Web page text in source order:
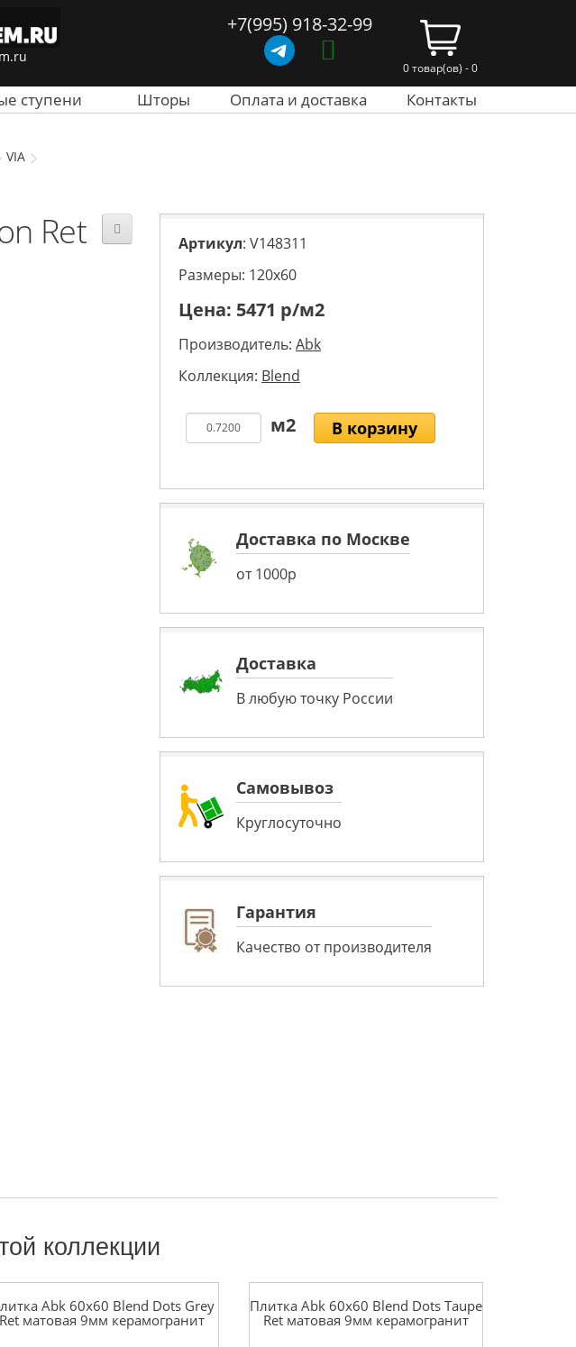
+7(995) 918-32-99
0 товар(ов) - 0
ступени Шторы Оплата и доставка Контакты
VIA
Ret Артикул: V148311
Размеры: 120х60
Цена: 5471 р/м2
Производитель: Abk
Коллекция: Blend
В корзину
Доставка по Москве
от 1000р
Доставка
В любую точку России
Самовывоз
Круглосуточно
Гарантия
Качество от производителя
коллекции
Abk 60x60 Blend Dots Grey
Ret матовая 9мм керамогранит
Плитка Abk 60x60 Blend Dots Taupe
Ret матовая 9мм керамогранит